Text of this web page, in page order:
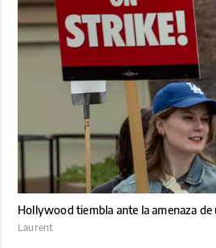
Hollywood tiembla ante la amenaza
Laurent